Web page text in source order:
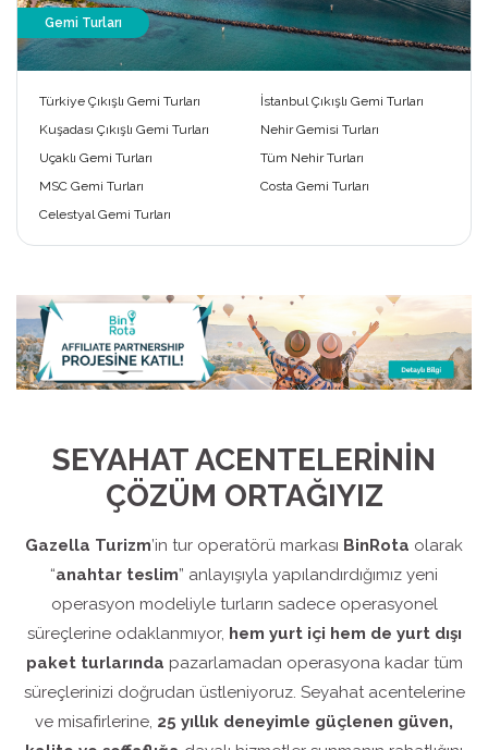
Gemi Turları
Türkiye Çıkışlı Gemi Turları
İstanbul Çıkışlı Gemi Turları
Kuşadası Çıkışlı Gemi Turları
Nehir Gemisi Turları
Uçaklı Gemi Turları
Tüm Nehir Turları
MSC Gemi Turları
Costa Gemi Turları
Celestyal Gemi Turları
SEYAHAT ACENTELERİNİN
ÇÖZÜM ORTAĞIYIZ
Gazella Turizm’in tur operatörü markası BinRota olarak
“anahtar teslim” anlayışıyla yapılandırdığımız yeni
operasyon modeliyle turların sadece operasyonel
süreçlerine odaklanmıyor, hem yurt içi hem de yurt dışı
paket turlarında pazarlamadan operasyona kadar tüm
süreçlerinizi doğrudan üstleniyoruz. Seyahat acentelerine
ve misafirlerine, 25 yıllık deneyimle güçlenen güven,